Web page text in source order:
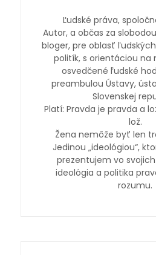
Ľudské práva,
Autor, a občas za
bloger, pre oblasť
politík, s orientáciou na
osvedčené ľudské
preambulou Ústavy,
Slovenskej
Platí: Pravda je pravda a
lož.
Žena nemôže byť len
Jedinou „ideológiou“,
prezentujem vo svojich
ideológia a politika
rozumu.